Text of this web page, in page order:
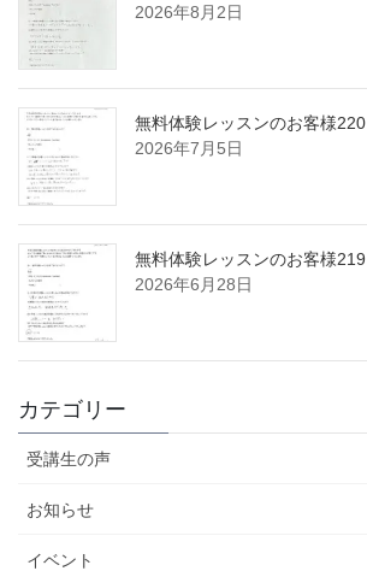
2026年8月2日
無料体験レッスンのお客様220
2026年7月5日
無料体験レッスンのお客様219
2026年6月28日
カテゴリー
受講生の声
お知らせ
イベント